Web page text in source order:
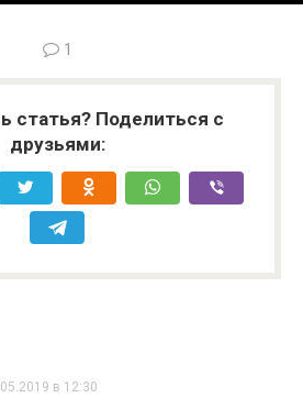
1
статья? Поделиться с
друзьями:
в 12:30